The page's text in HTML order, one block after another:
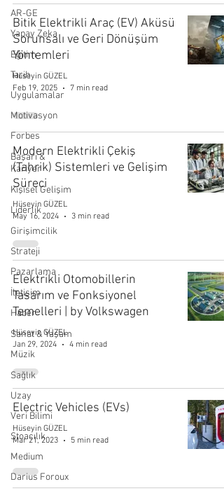
AR-GE
Yapay Zeka
Eğitim
Tarih
Uygulamalar
Motivasyon
Forbes
Başarı &
Kariyer
Kişisel Gelişim
Liderlik
Girişimcilik
Strateji
Pazarlama
İletişim
Haber
Sanat & Yaşam
Müzik
Sağlık
Uzay
Veri Bilimi
Stoacılık
Medium
Darius Foroux
Bitik Elektrikli Araç (EV) Aküsü
Sorunsalı ve Geri Dönüşüm
Yöntemleri
Hüseyin GÜZEL
Feb 19, 2025
7 min read
Modern Elektrikli Çekiş
(Tahrik) Sistemleri ve Gelişim
Süreci
Hüseyin GÜZEL
May 16, 2024
3 min read
Elektrikli Otomobillerin
Tasarım ve Fonksiyonel
Temelleri | by Volkswagen
Hüseyin GÜZEL
Jan 29, 2024
4 min read
Electric Vehicles (EVs)
Hüseyin GÜZEL
Mar 21, 2023
5 min read